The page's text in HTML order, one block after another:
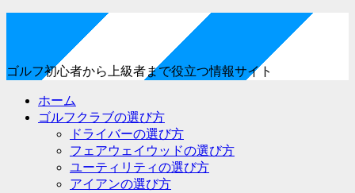
ゴルフ初心者から上級者まで役立つ情報サイト
ホーム
ゴルフクラブの選び方
ドライバーの選び方
フェアウェイウッドの選び方
ユーティリティの選び方
アイアンの選び方